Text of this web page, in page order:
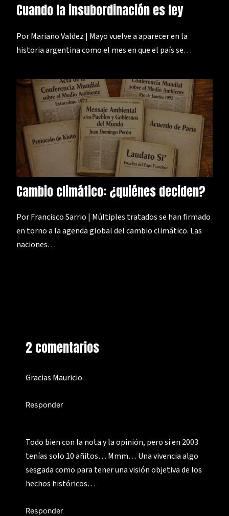
Cuando la insubordinación es ley
Por Mariano Valdez | Mayo vuelve a aparecer en la
historia argentina como el mes en que el país se…
Cambio climático: ¿quiénes deciden?
Por Francisco Sarrio | Múltiples tratados se han firmado
en torno a la agenda global del cambio climático. Las
naciones…
2 comentarios
Gracias Mauricio.
Responder
Todo bien con la nota y la opinión, pero si en 2003
tenías solo 10 añitos… Mmm… Una vivencia algo
sesgada como para tener una visión objetiva de los
hechos históricos…
Responder